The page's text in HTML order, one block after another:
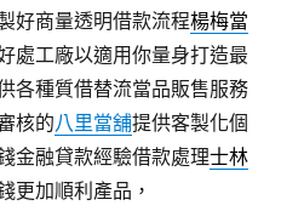
好商量透明借款流程楊梅當
處工廠以適用你量身打造最
各種質借替流當品販售服務
核的八里當舖提供客製化個
金融貸款經驗借款處理士林
更加順利產品，